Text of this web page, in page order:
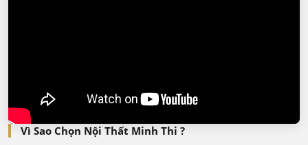
Vì Sao Chọn Nội Thất Minh Thi ?